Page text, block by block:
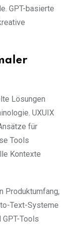
GPT-basierte
Lösungen
UXUIX
für
Tools
Kontexte
Produktumfang,
Text-Systeme
Tools